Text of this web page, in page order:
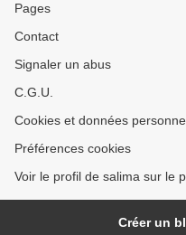
Pages
Contact
Signaler un abus
C.G.U.
Cookies et données
Préférences cookies
Voir le profil de salima sur le
Créer un